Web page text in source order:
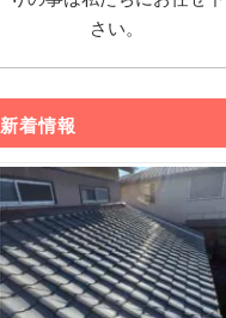
さい。
新着情報